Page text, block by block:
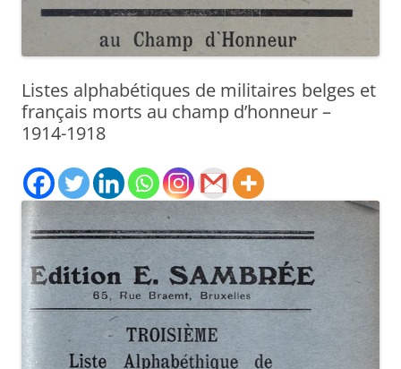
Listes alphabétiques de militaires belges et
français morts au champ d’honneur –
1914-1918